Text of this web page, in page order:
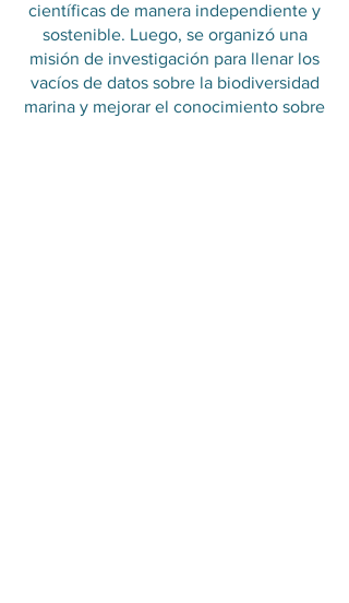
científicas de manera independiente y
sostenible. Luego, se organizó una
misión de investigación para llenar los
vacíos de datos sobre la biodiversidad
marina y mejorar el conocimiento sobre